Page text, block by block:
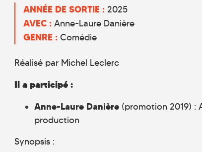
ANNÉE DE SORTIE : 2025
AVEC : Anne-Laure Danière
GENRE : Comédie
Réalisé par Michel Leclerc
Il a participé :
Anne-Laure Danière (promotion 2019) :
production
Synopsis :